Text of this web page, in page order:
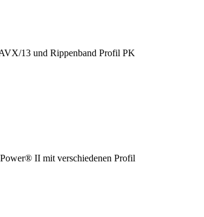
13 und Rippenband Profil PK
II mit verschiedenen Profil